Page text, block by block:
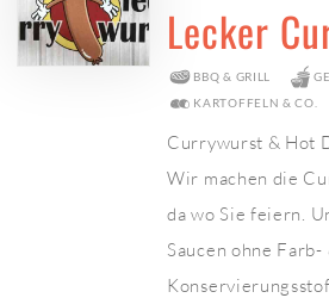
Lecker
BBQ & GRILL
KARTOFFELN & CO.
Currywurst & Hot
Wir machen die
da wo Sie feiern.
Saucen ohne Farb-